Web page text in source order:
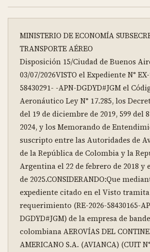
MINISTERIO DE ECONOMÍA
TRANSPORTE AÉREO
Disposición 15/Ciudad de Buenos
03/07/2026VISTO el Expediente N°
58430291- -APN-DGDYD#JGM el
Aeronáutico Ley N° 17.285, los
del 19 de diciembre de 2019, 599 del
2024, y los Memorando de
suscripto entre las Autoridades de
de la República de Colombia y la
Argentina el 22 de febrero de 2018 y
de 2025.CONSIDERANDO:Que
expediente citado en el Visto
requerimiento (RE-2026-58430165-
DGDYD#JGM) de la empresa de
colombiana AEROVÍAS DEL
AMERICANO S.A. (AVIANCA) (CUIT